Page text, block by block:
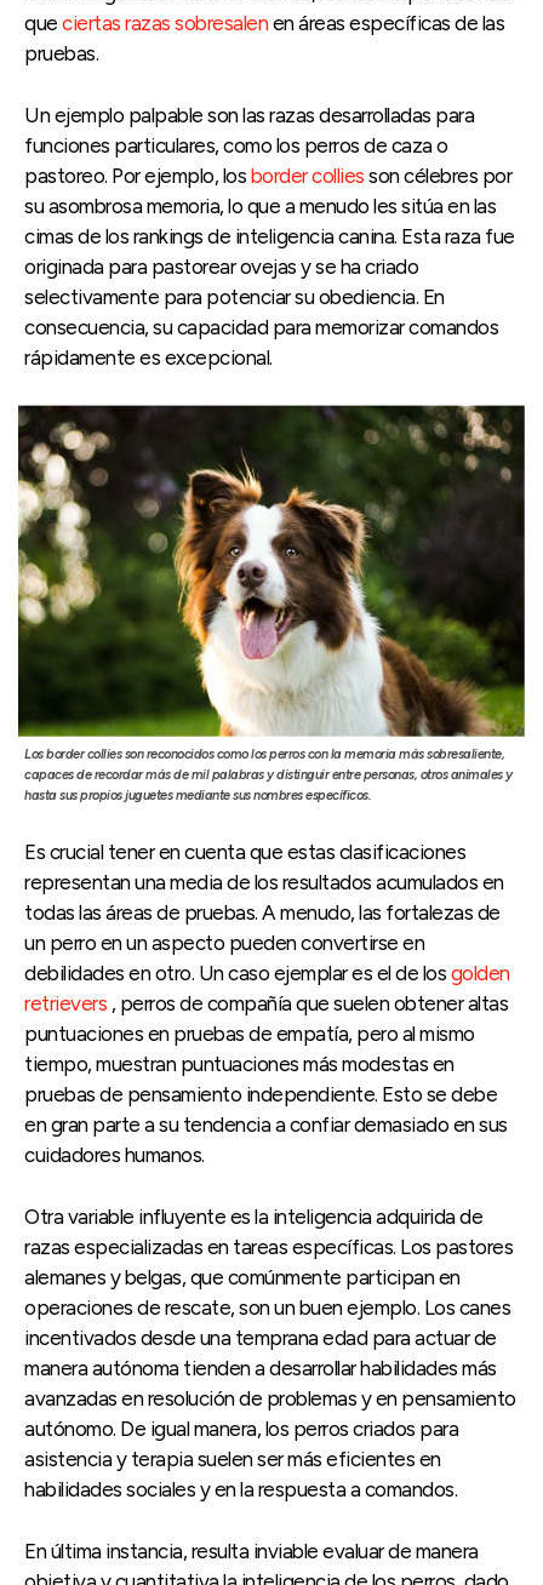
que ciertas razas sobresalen en áreas específicas de las
pruebas.
Un ejemplo palpable son las razas desarrolladas para
funciones particulares, como los perros de caza o
pastoreo. Por ejemplo, los border collies son célebres por
su asombrosa memoria, lo que a menudo les sitúa en las
cimas de los rankings de inteligencia canina. Esta raza fue
originada para pastorear ovejas y se ha criado
selectivamente para potenciar su obediencia. En
consecuencia, su capacidad para memorizar comandos
rápidamente es excepcional.
Los border collies son reconocidos como los perros con la memoria más sobresaliente,
capaces de recordar más de mil palabras y distinguir entre personas, otros animales y
hasta sus propios juguetes mediante sus nombres específicos.
Es crucial tener en cuenta que estas clasificaciones
representan una media de los resultados acumulados en
todas las áreas de pruebas. A menudo, las fortalezas de
un perro en un aspecto pueden convertirse en
debilidades en otro. Un caso ejemplar es el de los golden
retrievers , perros de compañía que suelen obtener altas
puntuaciones en pruebas de empatía, pero al mismo
tiempo, muestran puntuaciones más modestas en
pruebas de pensamiento independiente. Esto se debe
en gran parte a su tendencia a confiar demasiado en sus
cuidadores humanos.
Otra variable influyente es la inteligencia adquirida de
razas especializadas en tareas específicas. Los pastores
alemanes y belgas, que comúnmente participan en
operaciones de rescate, son un buen ejemplo. Los canes
incentivados desde una temprana edad para actuar de
manera autónoma tienden a desarrollar habilidades más
avanzadas en resolución de problemas y en pensamiento
autónomo. De igual manera, los perros criados para
asistencia y terapia suelen ser más eficientes en
habilidades sociales y en la respuesta a comandos.
En última instancia, resulta inviable evaluar de manera